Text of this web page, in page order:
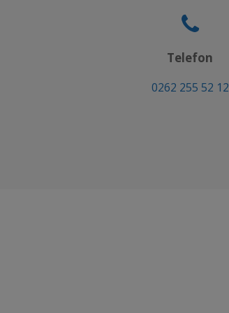
Telefon
0262 255 52 12